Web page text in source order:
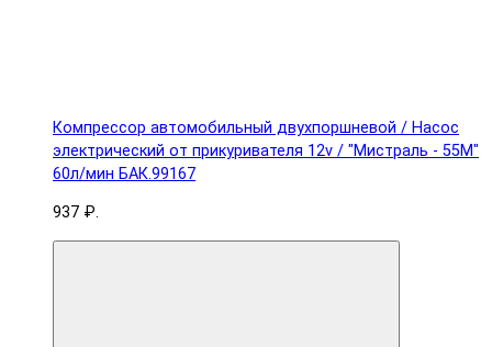
Компрессор автомобильный двухпоршневой / Насос
электрический от прикуривателя 12v / "Мистраль - 55М"
60л/мин БАК.99167
937 ₽.